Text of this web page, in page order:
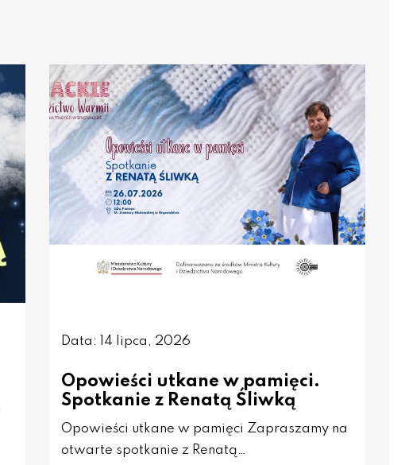
Data: 14 lipca, 2026
Opowieści utkane w pamięci.
Spotkanie z Renatą Śliwką
Opowieści utkane w pamięci Zapraszamy na
otwarte spotkanie z Renatą…